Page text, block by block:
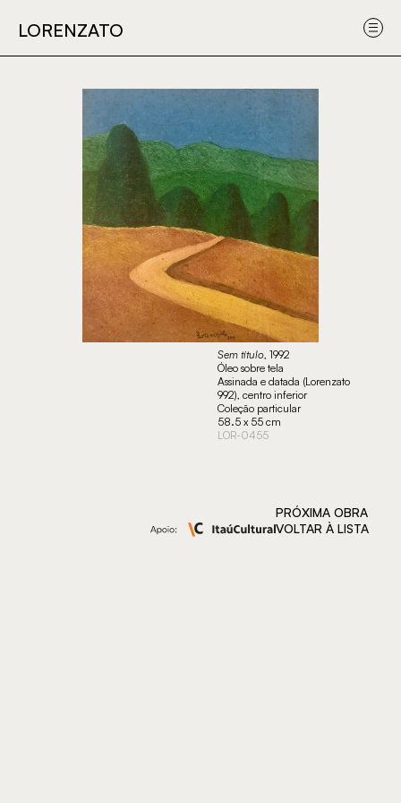
LORENZATO
o
artista
uma obra
Sobre
o
LORENZATO
Sem título, 1992
Óleo sobre tela
Assinada e datada (Lorenzato
992), centro inferior
Coleção particular
58.5 x 55 cm
LOR-0455
PRÓXIMA OBRA
VOLTAR À LISTA